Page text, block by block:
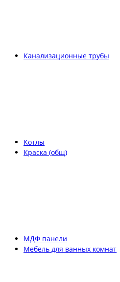
Канализационные трубы
Котлы
Краска (общ)
МДФ панели
Мебель для ванных комнат